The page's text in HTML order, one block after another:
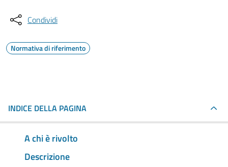
Condividi
Normativa di riferimento
INDICE DELLA PAGINA
A chi è rivolto
Descrizione